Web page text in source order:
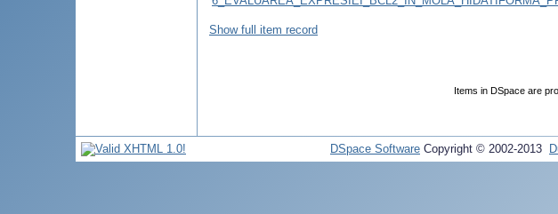
Show full item record
Items in DSpace are
DSpace Software Copyright © 2002-2013